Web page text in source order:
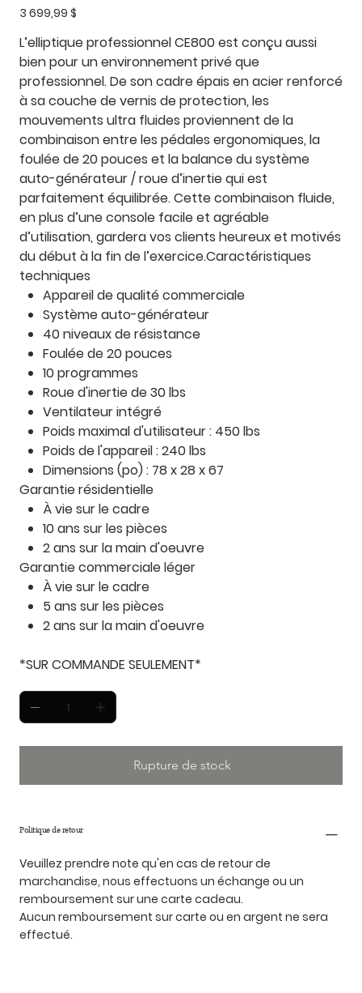
Prix
3 699,99 $
L’elliptique professionnel CE800 est conçu aussi
bien pour un environnement privé que
professionnel. De son cadre épais en acier renforcé
à sa couche de vernis de protection, les
mouvements ultra fluides proviennent de la
combinaison entre les pédales ergonomiques, la
foulée de 20 pouces et la balance du système
auto-générateur / roue d’inertie qui est
parfaitement équilibrée. Cette combinaison fluide,
en plus d’une console facile et agréable
d’utilisation, gardera vos clients heureux et motivés
du début à la fin de l’exercice.Caractéristiques
techniques
Appareil de qualité commerciale
Système auto-générateur
40 niveaux de résistance
Foulée de 20 pouces
10 programmes
Roue d'inertie de 30 lbs
Ventilateur intégré
Poids maximal d'utilisateur : 450 lbs
Poids de l'appareil : 240 lbs
Dimensions (po) : 78 x 28 x 67
Garantie résidentielle
À vie sur le cadre
10 ans sur les pièces
2 ans sur la main d'oeuvre
Garantie commerciale léger
À vie sur le cadre
5 ans sur les pièces
2 ans sur la main d'oeuvre
*SUR COMMANDE SEULEMENT*
Rupture de stock
Politique de retour
Veuillez prendre note qu'en cas de retour de
marchandise, nous effectuons un échange ou un
remboursement sur une carte cadeau.
Aucun remboursement sur carte ou en argent ne sera
effectué.